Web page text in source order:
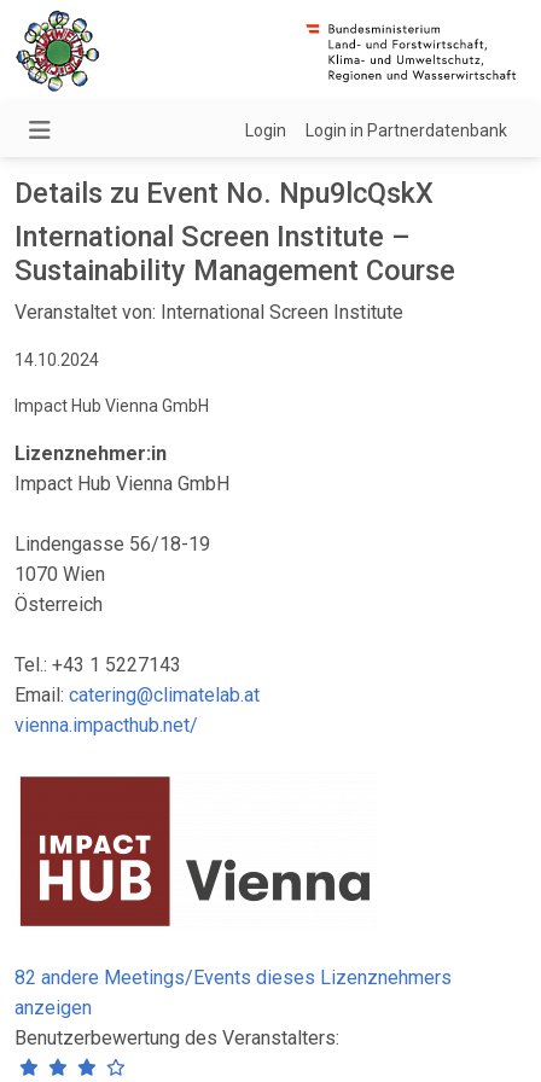
Login Login in Partnerdatenbank
Details zu Event No. Npu9lcQskX
International Screen Institute –
Sustainability Management Course
Veranstaltet von: International Screen Institute
14.10.2024
Impact Hub Vienna GmbH
Lizenznehmer:in
Impact Hub Vienna GmbH
Lindengasse 56/18-19
1070 Wien
Österreich
Tel.: +43 1 5227143
Email: catering@climatelab.at
vienna.impacthub.net/
82 andere Meetings/Events dieses Lizenznehmers
anzeigen
Benutzerbewertung des Veranstalters: